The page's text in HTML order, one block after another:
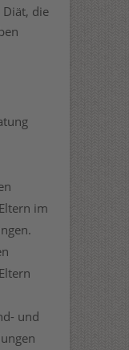
die
im
und